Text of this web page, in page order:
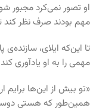
او تصور نمی‌کرد مجبور
مهم بودند صرف نظر
تا این‌که ایلای،
مهمی را به او یادآوری
«تو بیش از این‌ها
همین‌طور که هستی